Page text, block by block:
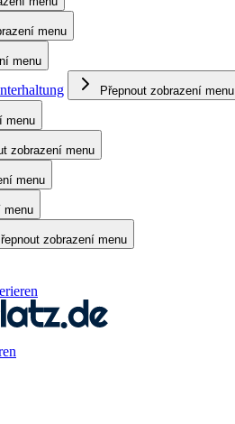
menu
menu
Přepnout zobrazení menu
menu
zobrazení menu
menu
menu
zobrazení menu